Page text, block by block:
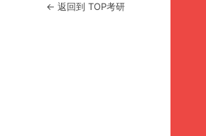
← 返回到 TOP考研